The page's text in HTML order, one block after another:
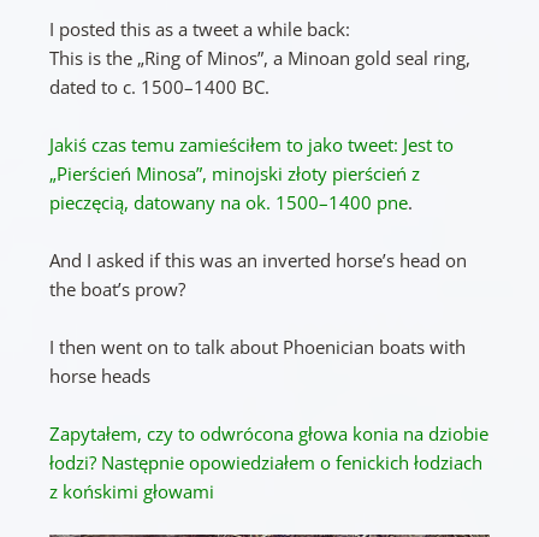
I posted this as a tweet a while back:
This is the „Ring of Minos”, a Minoan gold seal ring,
dated to c. 1500–1400 BC.
Jakiś czas temu zamieściłem to jako tweet: Jest to
„Pierścień Minosa”, minojski złoty pierścień z
pieczęcią, datowany na ok. 1500–1400 pne.
And I asked if this was an inverted horse’s head on
the boat’s prow?
I then went on to talk about Phoenician boats with
horse heads
Zapytałem, czy to odwrócona głowa konia na dziobie
łodzi? Następnie opowiedziałem o fenickich łodziach
z końskimi głowami